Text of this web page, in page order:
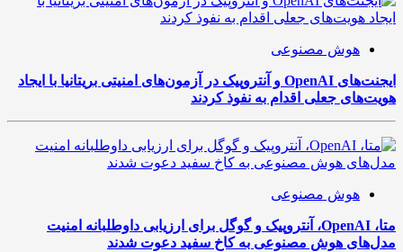
هوش مصنوعی
ایجنت‌های OpenAI و آنتروپیک در آزمون‌های امنیتی بریتانیا با ایجاد
هویت‌های جعلی اقدام به نفوذ کردند
هوش مصنوعی
متا، OpenAI، آنتروپیک و گوگل برای ارزیابی داوطلبانه امنیت
مدل‌های هوش مصنوعی به کاخ سفید دعوت شدند